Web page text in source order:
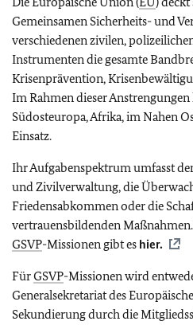
Gemeinsamen Sicherheits- und
verschiedenen zivilen,
Instrumenten die gesamte
Krisenprävention,
Im Rahmen dieser
Südosteuropa, Afrika, im Nahen
Einsatz.
Ihr Aufgabenspektrum umfasst
und Zivilverwaltung, die
Friedensabkommen oder die
vertrauensbildenden
GSVP-Missionen gibt es hier.
FürGSVP-Missionen wird
Generalsekretariat des
Sekundierung durch die